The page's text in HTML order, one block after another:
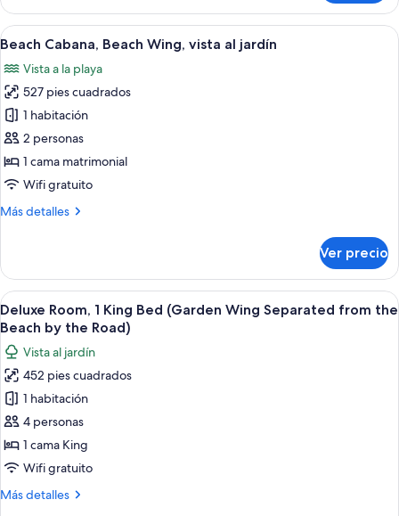
2
habitaciones,
frente
mar
Abrir
todas
las
fotos
de
Beach
Cabana,
Beach
vista
Un resort tropical con edificios de
6
Beach Cabana, Beach Wing, vista al jardín
Vista a la playa
527 pies cuadrados
1 habitación
2 personas
1 cama matrimonial
Wifi gratuito
Más detalles
Más
Cabana,
Beach
Wing,
vista
jardín
Ver precio
Abrir
todas
las
fotos
de
Deluxe
Room,
1
King
(Garden
Un dormitorio moderno con una
5
Deluxe Room, 1 King Bed (Garden Wing Separated from the
Beach by the Road)
Vista al jardín
452 pies cuadrados
1 habitación
4 personas
1 cama King
Wifi gratuito
Más detalles
Más